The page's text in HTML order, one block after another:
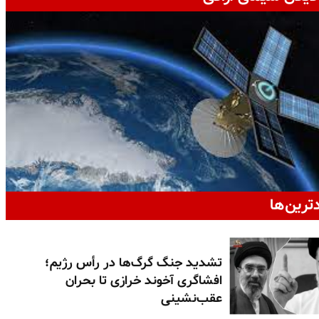
تشدید جنگ گرگ‌ها در رأس رژیم؛
افشاگری آخوند خرازی تا بحران
عقب‌نشینی